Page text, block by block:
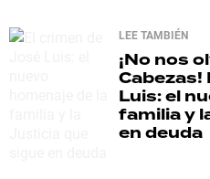
LEE TAMBIÉN
¡No nos
Cabezas!
Luis: el
familia y
en deuda